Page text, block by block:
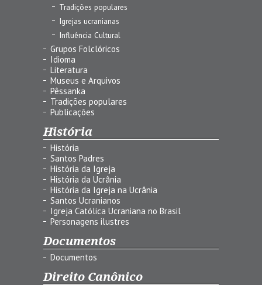
Tradições populares
Igrejas ucranianas
Influência Cultural
Grupos Folclóricos
Idioma
Literatura
Museus e Arquivos
Pêssanka
Tradições populares
Publicações
História
História
Santos Padres
História da Igreja
História da Ucrânia
História da Igreja na Ucrânia
Santos Ucranianos
Igreja Católica Ucraniana no Brasil
Personagens ilustres
Documentos
Documentos
Direito Canônico